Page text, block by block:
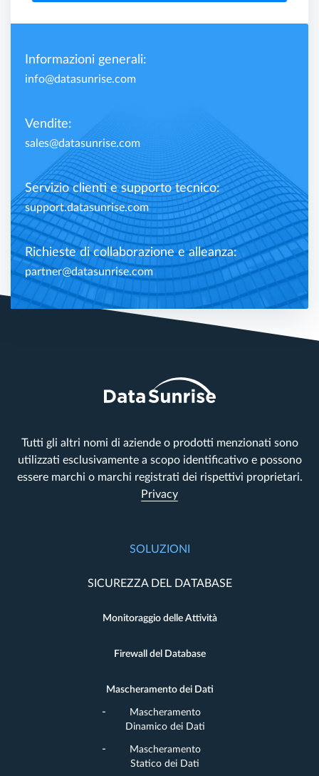
Informazioni generali:
info@datasunrise.com
Vendite:
sales@datasunrise.com
Servizio clienti e supporto tecnico:
support.datasunrise.com
Richieste di collaborazione e alleanza:
partner@datasunrise.com
Tutti gli altri nomi di aziende o prodotti menzionati sono
utilizzati esclusivamente a scopo identificativo e possono
essere marchi o marchi registrati dei rispettivi proprietari.
Privacy
SOLUZIONI
SICUREZZA DEL DATABASE
Monitoraggio delle Attività
Firewall del Database
Mascheramento dei Dati
Mascheramento
Dinamico dei Dati
Mascheramento
Statico dei Dati